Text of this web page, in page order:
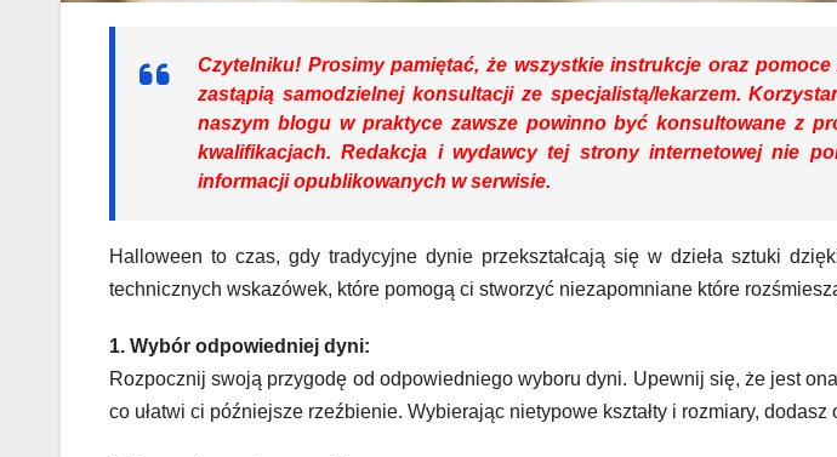
Czytelniku! Prosimy pamiętać, że wszystkie instrukcje oraz
zastąpią samodzielnej konsultacji ze specjalistą/lekarzem.
naszym blogu w praktyce zawsze powinno być konsultowane z
kwalifikacjach. Redakcja i wydawcy tej strony internetowej nie
informacji opublikowanych w serwisie.
Halloween to czas, gdy tradycyjne dynie przekształcają się w dzieła sztuki
technicznych wskazówek, które pomogą ci stworzyć niezapomniane które
1. Wybór odpowiedniej dyni:
Rozpocznij swoją przygodę od odpowiedniego wyboru dyni. Upewnij się, że jest
co ułatwi ci późniejsze rzeźbienie. Wybierając nietypowe kształty i rozmiary, dodasz